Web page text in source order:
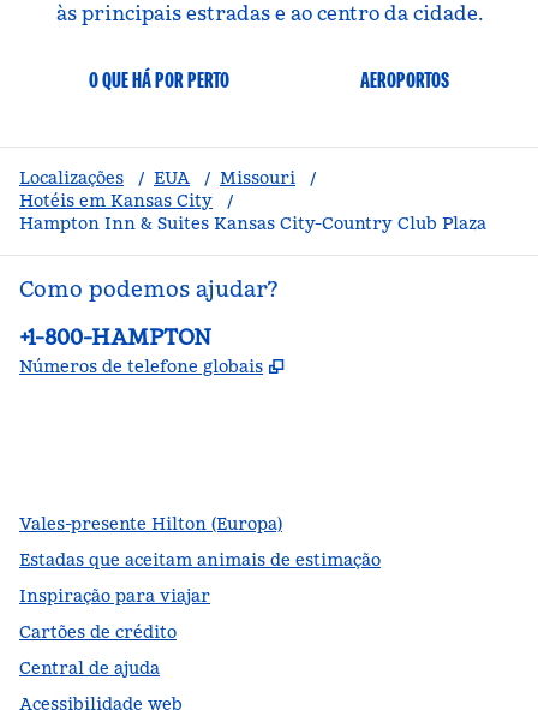
às principais estradas e ao centro da cidade.
O QUE HÁ POR PERTO AEROPORTOS
Localizações / EUA / Missouri
/
Hotéis em Kansas City
/
Hampton Inn & Suites Kansas City-Country Club Plaza
Como podemos ajudar?
Telefone:
+1-800-HAMPTON
Números de telefone globais ,
Vales-presente Hilton (Europa)
Estadas que aceitam animais de estimação
Inspiração para viajar
Cartões de crédito
Central de ajuda
Acessibilidade web